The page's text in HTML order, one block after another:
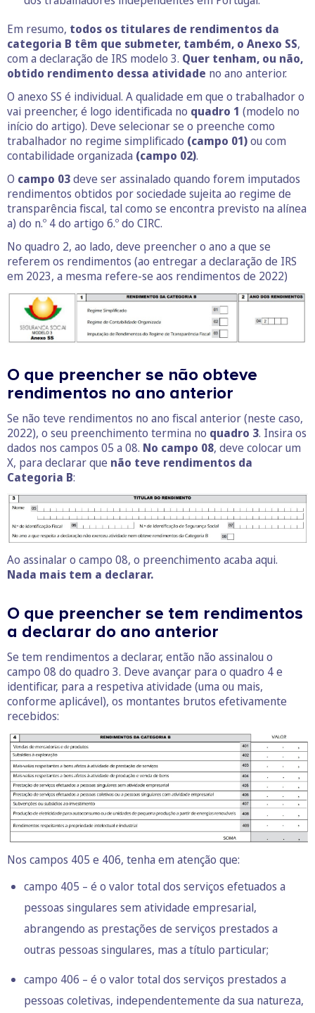
Em resumo, todos os titulares de rendimentos da
categoria B têm que submeter, também, o Anexo SS,
com a declaração de IRS modelo 3. Quer tenham, ou não,
obtido rendimento dessa atividade no ano anterior.
O anexo SS é individual. A qualidade em que o trabalhador o
vai preencher, é logo identificada no quadro 1 (modelo no
início do artigo). Deve selecionar se o preenche como
trabalhador no regime simplificado (campo 01)ou com
contabilidade organizada (campo 02).
O campo 03deve ser assinalado quando forem imputados
rendimentos obtidos por sociedade sujeita ao regime de
transparência fiscal, tal como se encontra previsto na alínea
a) do n.º 4 do artigo 6.º do CIRC.
No quadro 2, ao lado, deve preencher o ano a que se
referem os rendimentos (ao entregar a declaração de IRS
em 2023, a mesma refere-se aos rendimentos de 2022)
O que preencher se não obteve
rendimentos no ano anterior
Se não teve rendimentos no ano fiscal anterior (neste caso,
2022), o seu preenchimento termina no quadro 3. Insira os
dados nos campos 05 a 08. No campo 08, deve colocar um
X, para declarar que não teve rendimentos da
Categoria B:
Ao assinalar o campo 08, o preenchimento acaba aqui.
Nada mais tem a declarar.
O que preencher se tem rendimentos
a declarar do ano anterior
Se tem rendimentos a declarar, então não assinalou o
campo 08 do quadro 3. Deve avançar para o quadro 4 e
identificar, para a respetiva atividade (uma ou mais,
conforme aplicável), os montantes brutos efetivamente
recebidos:
Nos campos 405 e 406, tenha em atenção que:
campo 405 – é o valor total dos serviços efetuados a
pessoas singulares sem atividade empresarial,
abrangendo as prestações de serviços prestados a
outras pessoas singulares, mas a título particular;
campo 406 – é o valor total dos serviços prestados a
pessoas coletivas, independentemente da sua natureza,